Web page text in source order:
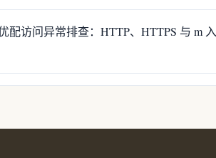
配访问异常排查：HTTP、HTTPS 与 m 入